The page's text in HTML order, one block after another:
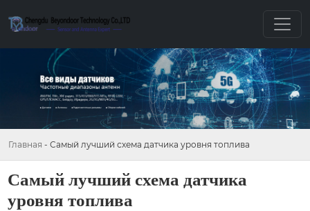
Главная - Самый лучший схема датчика уровня топлива
Самый лучший схема датчика
уровня топлива